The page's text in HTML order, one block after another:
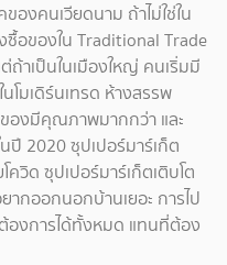
องคนเวียดนาม ถ้าไม่ใช่ใน
อของใน Traditional Trade
ถ้าเป็นในเมืองใหญ่ คนเริ่มมี
มเดิร์นเทรด ห้างสรรพ
องมีคุณภาพมากกว่า และ
ปี 2020 ซุปเปอร์มาร์เก็ต
วิด ซุปเปอร์มาร์เก็ตเติบโต
ากออกนอกบ้านเยอะ การไป
องการได้ทั้งหมด แทนที่ต้อง